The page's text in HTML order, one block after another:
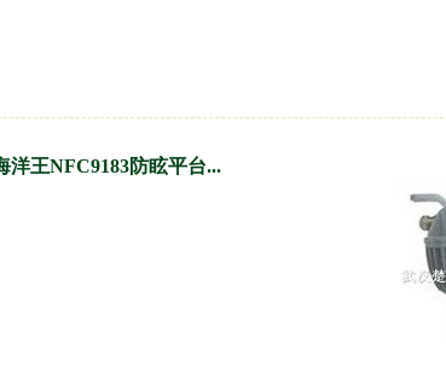
洋王NFC9183防眩平台...